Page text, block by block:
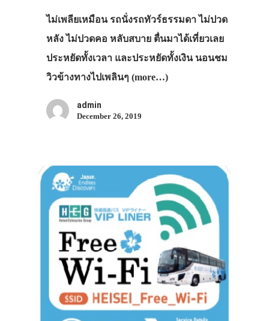
ไม่เพลียเหมือน รถนั่งรถทัวร์ธรรมดา ไม่ปวด
หลัง ไม่ปวดคอ หลับสบาย ตื่นมาได้เที่ยวเลย
ประหยัดทั้งเวลา และประหยัดทั้งเงิน นอนชม
วิวข้างทางไปเพลินๆ (more…)
admin
December 26, 2019